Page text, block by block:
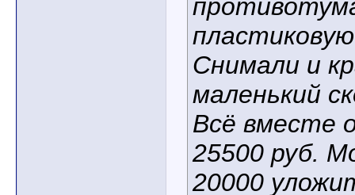
Снимали и
маленький
Всё вместе
25500 руб.
20000